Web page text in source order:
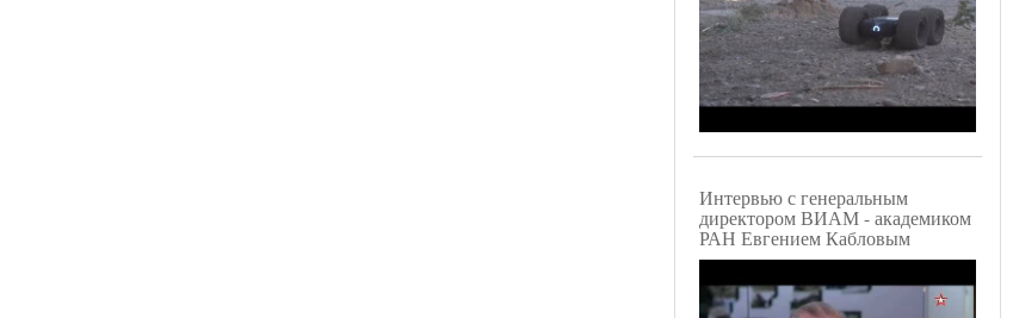
Интервью с генеральным
директором ВИАМ - академиком
РАН Евгением Кабловым